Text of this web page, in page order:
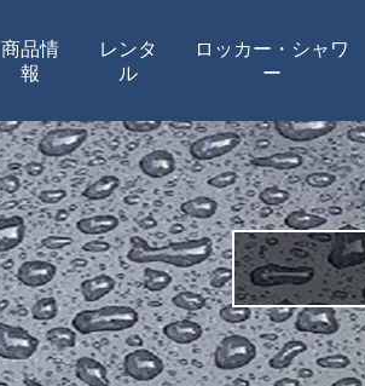
商品情
報
レンタ
ル
ロッカー・シャワ
ー